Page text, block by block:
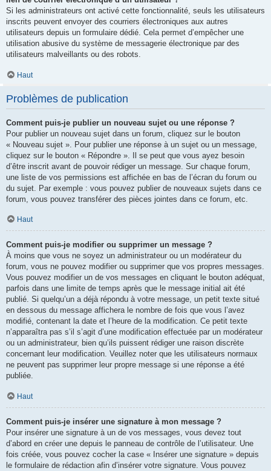
Si les administrateurs ont activé cette fonctionnalité, seuls les utilisateurs
inscrits peuvent envoyer des courriers électroniques aux autres
utilisateurs depuis un formulaire dédié. Cela permet d’empêcher une
utilisation abusive du système de messagerie électronique par des
utilisateurs malveillants ou des robots.
Haut
Problèmes de publication
Comment puis-je publier un nouveau sujet ou une réponse ?
Pour publier un nouveau sujet dans un forum, cliquez sur le bouton
« Nouveau sujet ». Pour publier une réponse à un sujet ou un message,
cliquez sur le bouton « Répondre ». Il se peut que vous ayez besoin
d’être inscrit avant de pouvoir rédiger un message. Sur chaque forum,
une liste de vos permissions est affichée en bas de l’écran du forum ou
du sujet. Par exemple : vous pouvez publier de nouveaux sujets dans ce
forum, vous pouvez transférer des pièces jointes dans ce forum, etc.
Haut
Comment puis-je modifier ou supprimer un message ?
À moins que vous ne soyez un administrateur ou un modérateur du
forum, vous ne pouvez modifier ou supprimer que vos propres messages.
Vous pouvez modifier un de vos messages en cliquant le bouton adéquat,
parfois dans une limite de temps après que le message initial ait été
publié. Si quelqu’un a déjà répondu à votre message, un petit texte situé
en dessous du message affichera le nombre de fois que vous l’avez
modifié, contenant la date et l’heure de la modification. Ce petit texte
n’apparaîtra pas s’il s’agit d’une modification effectuée par un modérateur
ou un administrateur, bien qu’ils puissent rédiger une raison discrète
concernant leur modification. Veuillez noter que les utilisateurs normaux
ne peuvent pas supprimer leur propre message si une réponse a été
publiée.
Haut
Comment puis-je insérer une signature à mon message ?
Pour insérer une signature à un de vos messages, vous devez tout
d’abord en créer une depuis le panneau de contrôle de l’utilisateur. Une
fois créée, vous pouvez cocher la case « Insérer une signature » depuis
le formulaire de rédaction afin d’insérer votre signature. Vous pouvez